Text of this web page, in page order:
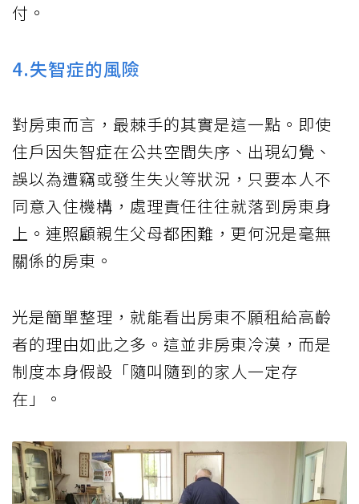
付。
4.失智症的風險
對房東而言，最棘手的其實是這一點。即使
住戶因失智症在公共空間失序、出現幻覺、
誤以為遭竊或發生失火等狀況，只要本人不
同意入住機構，處理責任往往就落到房東身
上。連照顧親生父母都困難，更何況是毫無
關係的房東。
光是簡單整理，就能看出房東不願租給高齡
者的理由如此之多。這並非房東冷漠，而是
制度本身假設「隨叫隨到的家人一定存
在」。